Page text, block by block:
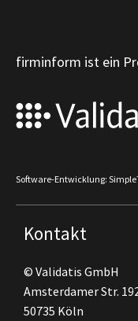
firminform ist ein
Software-Entwicklung:
Kontakt
© Validatis GmbH
Amsterdamer Str.
50735 Köln